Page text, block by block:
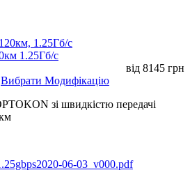
1.25Гб/с
від 8145 грн
Вибрати Модифікацію
зі швидкістю передачі
06-03_v000.pdf